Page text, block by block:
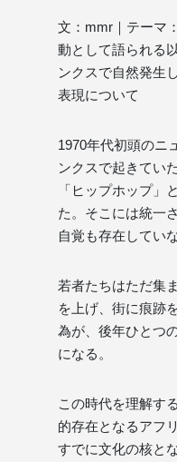
文：mmr｜テーマ
動として語られる
ンクスで自然発生
表現について
1970年代初頭のニ
ンクスで起きてい
「ヒップホップ」
た。そこには統一
自覚も存在してい
若者たちはただ集
を上げ、街に痕跡
為が、後年ひとつ
になる。
この時代を理解す
的存在となるアフ
すでに文化の核と